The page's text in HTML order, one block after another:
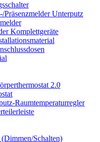
Präsenzmelder Unterputz
Komplettgeräte
2.0
Raumtemperaturregler
Schalten)